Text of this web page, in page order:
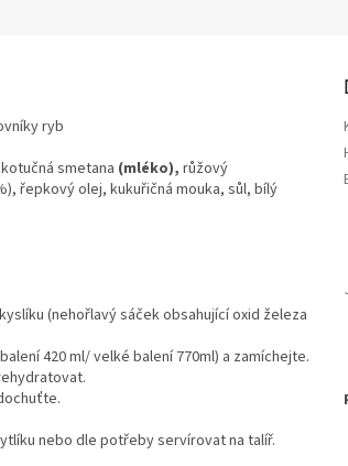
ryb
smetana (mléko), růžový
řepkový olej, kukuřičná mouka, sůl, bílý
(nehořlavý sáček obsahující oxid železa
420 ml/ velké balení 770ml) a zamíchejte.
nebo dle potřeby servírovat na talíř.